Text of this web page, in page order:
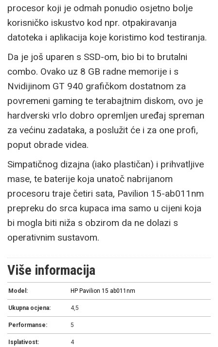
procesor koji je odmah ponudio osjetno bolje
korisničko iskustvo kod npr. otpakiravanja
datoteka i aplikacija koje koristimo kod testiranja.
Da je još uparen s SSD-om, bio bi to brutalni
combo. Ovako uz 8 GB radne memorije i s
Nvidijinom GT 940 grafičkom dostatnom za
povremeni gaming te terabajtnim diskom, ovo je
hardverski vrlo dobro opremljen uređaj spreman
za većinu zadataka, a poslužit će i za one profi,
poput obrade videa.
Simpatičnog dizajna (iako plastičan) i prihvatljive
mase, te baterije koja unatoč nabrijanom
procesoru traje četiri sata, Pavilion 15-ab011nm
prepreku do srca kupaca ima samo u cijeni koja
bi mogla biti niža s obzirom da ne dolazi s
operativnim sustavom.
Više informacija
Model: HP Pavilion 15 ab011nm
Ukupna ocjena: 4,5
Performanse: 5
Isplativost: 4